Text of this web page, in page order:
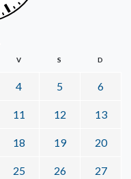
V S D
4 5 6
11 12 13
18 19 20
25 26 27